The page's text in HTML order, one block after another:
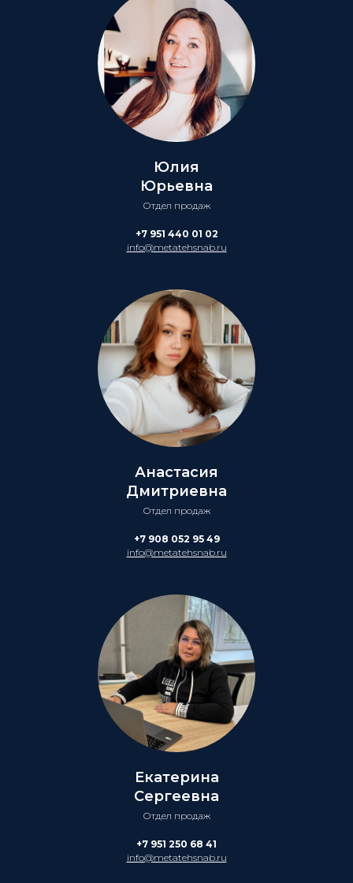
Юлия
Юрьевна
Отдел продаж
+7 951 440 01 02
info@metatehsnab.ru
Анастасия
Дмитриевна
Отдел продаж
+7 908 052 95 49
info@metatehsnab.ru
Екатерина
Сергеевна
Отдел продаж
+7 951 250 68 41
info@metatehsnab.ru